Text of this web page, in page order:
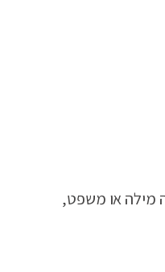
מילה או משפט,